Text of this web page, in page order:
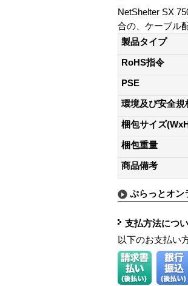
NetShelter SX
合の、ケーブル
製品タイプ
RoHS指令
PSE
環境及び安全規
梱包サイズ
梱包重量
商品備考
ぷらっとオン
支払方法につ
以下のお支払い